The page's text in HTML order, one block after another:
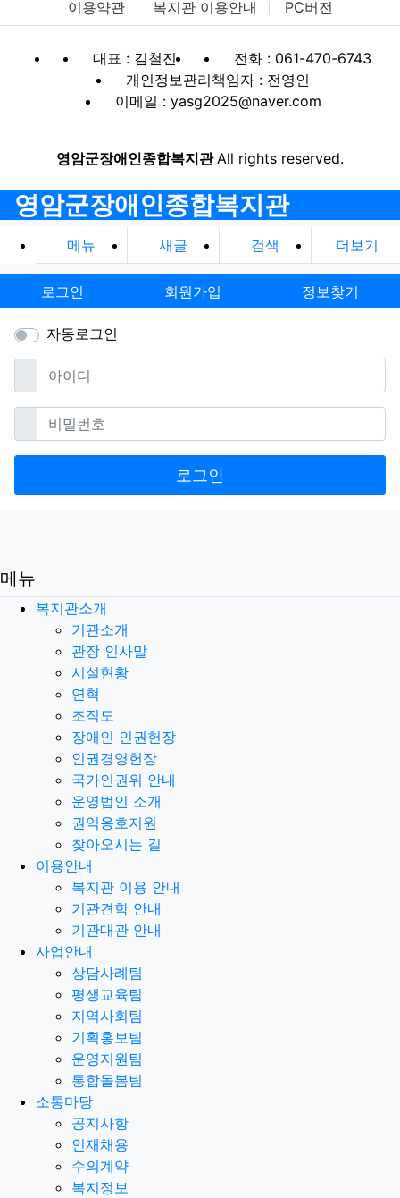
이용약관 복지관 이용안내 PC버전
대표 : 김철진
전화 : 061-470-6743
개인정보관리책임자 : 전영인
이메일 : yasg2025@naver.com
영암군장애인종합복지관 All rights reserved.
영암군장애인종합복지관
메뉴 새글 검색 더보기
로그인 회원가입 정보찾기
자동로그인
아이디필수
비밀번호필수
로그인
메뉴
복지관소개
기관소개
관장 인사말
시설현황
연혁
조직도
장애인 인권헌장
인권경영헌장
국가인권위 안내
운영법인 소개
권익옹호지원
찾아오시는 길
이용안내
복지관 이용 안내
기관견학 안내
기관대관 안내
사업안내
상담사례팀
평생교육팀
지역사회팀
기획홍보팀
운영지원팀
통합돌봄팀
소통마당
공지사항
인재채용
수의계약
복지정보